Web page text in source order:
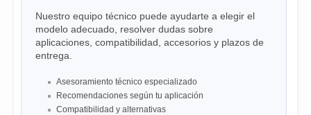
Nuestro equipo técnico puede ayudarte a elegir el
modelo adecuado, resolver dudas sobre
aplicaciones, compatibilidad, accesorios y plazos de
entrega.
Asesoramiento técnico especializado
Recomendaciones según tu aplicación
Compatibilidad y alternativas